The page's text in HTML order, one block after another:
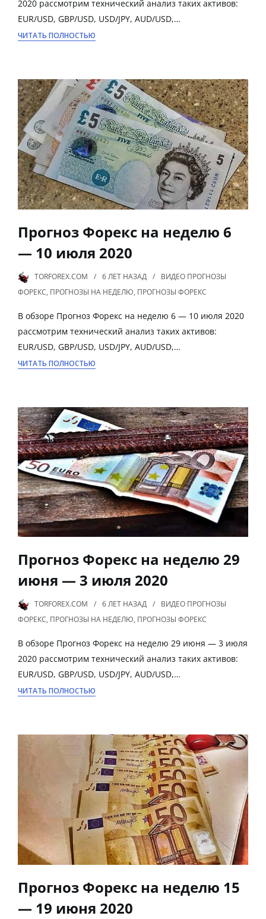
2020 рассмотрим технический анализ таких активов:
EUR/USD, GBP/USD, USD/JPY, AUD/USD,…
ЧИТАТЬ ПОЛНОСТЬЮ
Прогноз Форекс на неделю 6
— 10 июля 2020
TORFOREX.COM 6 ЛЕТ НАЗАД
ВИДЕО ПРОГНОЗЫ
ФОРЕКС, ПРОГНОЗЫ НА НЕДЕЛЮ, ПРОГНОЗЫ ФОРЕКС
В обзоре Прогноз Форекс на неделю 6 — 10 июля 2020
рассмотрим технический анализ таких активов:
EUR/USD, GBP/USD, USD/JPY, AUD/USD,…
ЧИТАТЬ ПОЛНОСТЬЮ
Прогноз Форекс на неделю 29
июня — 3 июля 2020
TORFOREX.COM 6 ЛЕТ НАЗАД
ВИДЕО ПРОГНОЗЫ
ФОРЕКС, ПРОГНОЗЫ НА НЕДЕЛЮ, ПРОГНОЗЫ ФОРЕКС
В обзоре Прогноз Форекс на неделю 29 июня — 3 июля
2020 рассмотрим технический анализ таких активов:
EUR/USD, GBP/USD, USD/JPY, AUD/USD,…
ЧИТАТЬ ПОЛНОСТЬЮ
Прогноз Форекс на неделю 15
— 19 июня 2020